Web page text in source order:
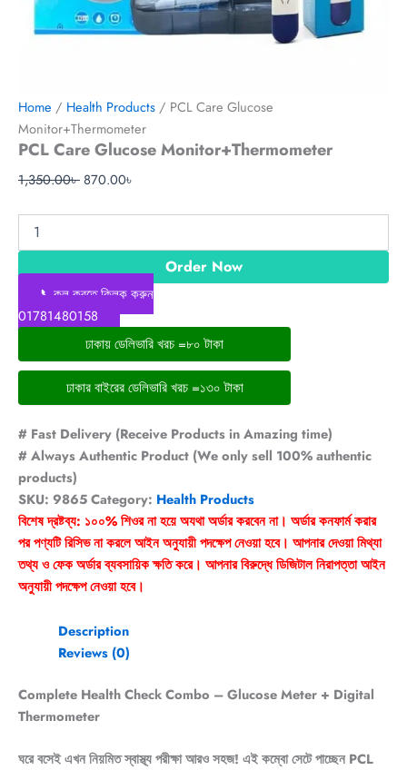
Home / Health Products / PCL Care Glucose
Monitor+Thermometer
PCL Care Glucose Monitor+Thermometer
1,350.00৳870.00৳
Order Now
📞কল করতে ক্লিক করুন
01781480158
ঢাকায় ডেলিভারি খরচ =৮০ টাকা
ঢাকার বাইরের ডেলিভারি খরচ =১৩০ টাকা
# Fast Delivery (Receive Products in Amazing time)
# Always Authentic Product (We only sell 100% authentic
products)
SKU: 9865Category: Health Products
বিশেষ দ্রষ্টব্য: ১০০% শিওর না হয়ে অযথা অর্ডার করবেন না। অর্ডার কনফার্ম করার
পর পণ্যটি রিসিভ না করলে আইন অনুযায়ী পদক্ষেপ নেওয়া হবে। আপনার দেওয়া মিথ্যা
তথ্য ও ফেক অর্ডার ব্যবসায়িক ক্ষতি করে। আপনার বিরুদ্ধে ডিজিটাল নিরাপত্তা আইন
অনুযায়ী পদক্ষেপ নেওয়া হবে।
Description
Reviews (0)
Complete Health Check Combo – Glucose Meter + Digital
Thermometer
ঘরে বসেই এখন নিয়মিত স্বাস্থ্য পরীক্ষা আরও সহজ! এই কম্বো সেটে পাচ্ছেন PCL